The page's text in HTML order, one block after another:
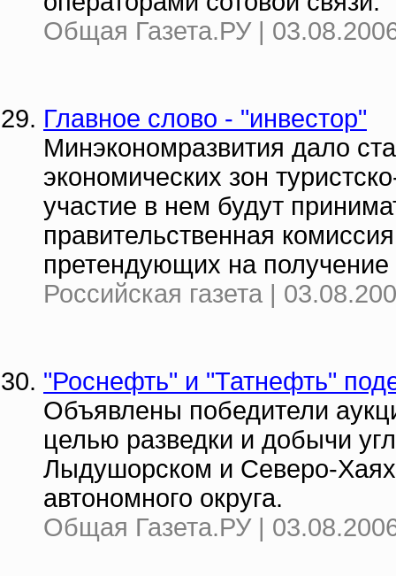
Общая Газета.РУ |
Главное слово - "инвестор"
Минэкономразвития дало
экономических зон
участие в нем будут
правительственная
претендующих на
Российская газета |
"Роснефть" и "Татнефть"
Объявлены победители
целью разведки и добычи
Лыдушорском и Северо-
автономного округа.
Общая Газета.РУ |